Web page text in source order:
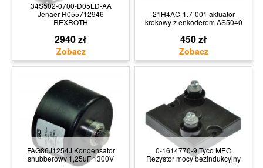
34S502-0700-D05LD-AA
Jenaer R055712946
REXROTH
2940 zł
21H4AC-1.7-001 aktuator
krokowy z enkoderem AS5040
450 zł
FAG86J1254J Kondensator
snubberowy 1,25uF 1300V
0-1614770-9 Tyco MEC
Rezystor mocy bezindukcyjny